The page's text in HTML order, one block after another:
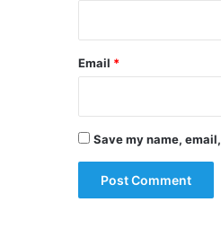
Email *
Save my name,